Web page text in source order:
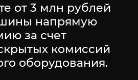
от 3 млн рублей
напрямую
за счет
комиссий
оборудования.